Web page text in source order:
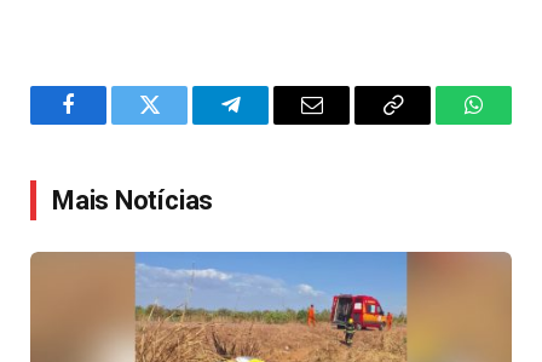
FacebookTwitter TelegramEmail
Copy
Mais Notícias